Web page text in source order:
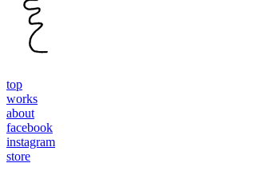
top
works
about
facebook
instagram
store